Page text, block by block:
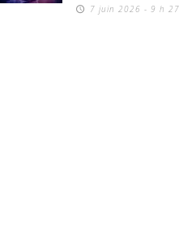
7 juin 2026 - 9 h 27